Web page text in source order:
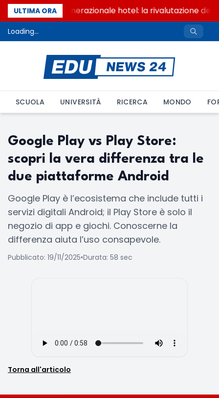
ULTIMA ORA
Passaggio generazionale hotel: la rivalutazione dei
Loading...
SCUOLA UNIVERSITÀ RICERCA MONDO
Google Play vs Play Store:
scopri la vera differenza tra le
due piattaforme Android
Google Play è l’ecosistema che include tutti i
servizi digitali Android; il Play Store è solo il
negozio di app e giochi. Conoscerne la
differenza aiuta l’uso consapevole.
Pubblicato: 19/11/2025•Durata: 58 sec
Torna all'articolo